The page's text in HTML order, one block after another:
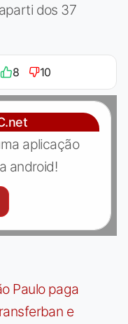
dos 37
8 10
aplicação
android!
Paulo paga
e